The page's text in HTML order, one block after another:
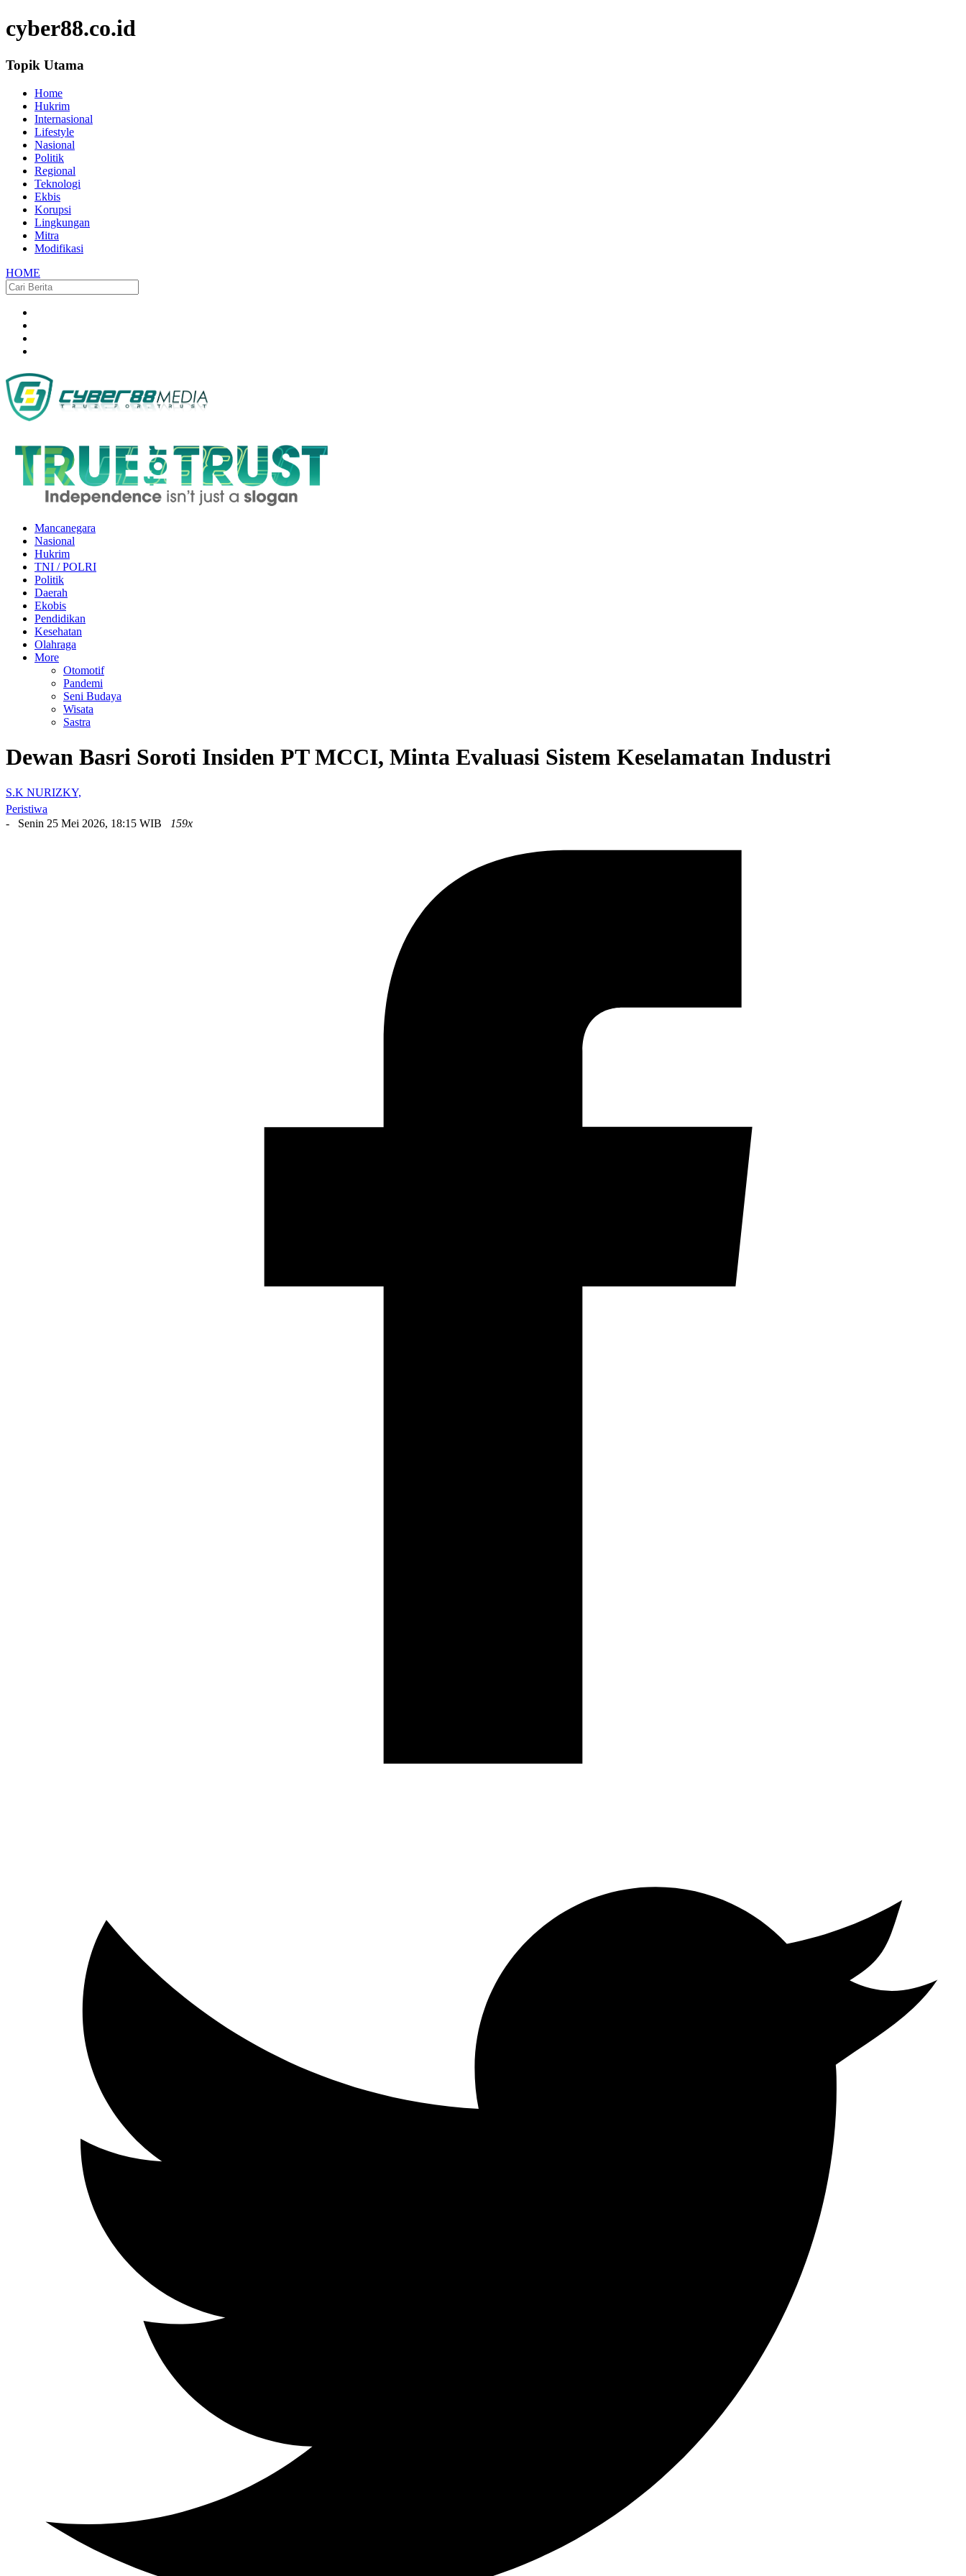
cyber88.co.id
Topik Utama
Home
Hukrim
Internasional
Lifestyle
Nasional
Politik
Regional
Teknologi
Ekbis
Korupsi
Lingkungan
Mitra
Modifikasi
HOME
Mancanegara
Nasional
Hukrim
TNI / POLRI
Politik
Daerah
Ekobis
Pendidikan
Kesehatan
Olahraga
More
Otomotif
Pandemi
Seni Budaya
Wisata
Sastra
Dewan Basri Soroti Insiden PT MCCI, Minta Evaluasi Sistem Keselamatan Industri
S.K NURIZKY,
Peristiwa
- Senin 25 Mei 2026, 18:15 WIB
159x